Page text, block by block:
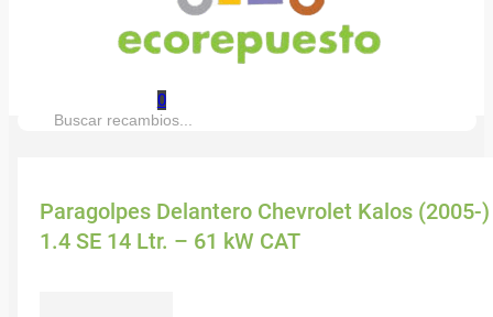
0
Buscar:
Paragolpes Delantero Chevrolet Kalos (2005-)
1.4 SE 14 Ltr. – 61 kW CAT